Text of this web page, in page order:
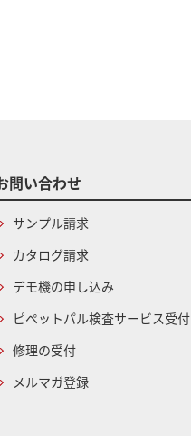
問い合わせ
サンプル請求
カタログ請求
デモ機の申し込み
ピペットパル検査サービス受付
修理の受付
メルマガ登録